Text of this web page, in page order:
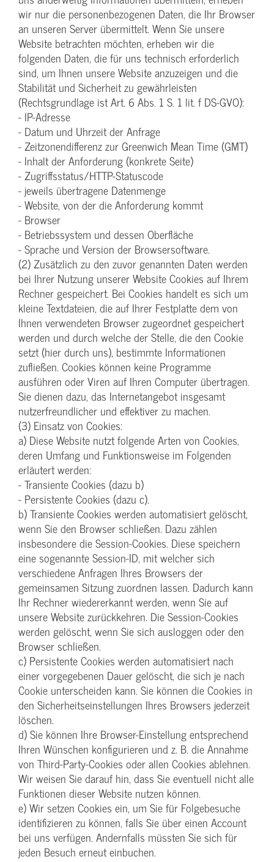
wir nur die personenbezogenen Daten, die Ihr Browser
an unseren Server übermittelt. Wenn Sie unsere
Website betrachten möchten, erheben wir die
folgenden Daten, die für uns technisch erforderlich
sind, um Ihnen unsere Website anzuzeigen und die
Stabilität und Sicherheit zu gewährleisten
(Rechtsgrundlage ist Art. 6 Abs. 1 S. 1 lit. f DS-GVO):
- IP-Adresse
- Datum und Uhrzeit der Anfrage
- Zeitzonendifferenz zur Greenwich Mean Time (GMT)
- Inhalt der Anforderung (konkrete Seite)
- Zugriffsstatus/HTTP-Statuscode
- jeweils übertragene Datenmenge
- Website, von der die Anforderung kommt
- Browser
- Betriebssystem und dessen Oberfläche
- Sprache und Version der Browsersoftware.
(2) Zusätzlich zu den zuvor genannten Daten werden
bei Ihrer Nutzung unserer Website Cookies auf Ihrem
Rechner gespeichert. Bei Cookies handelt es sich um
kleine Textdateien, die auf Ihrer Festplatte dem von
Ihnen verwendeten Browser zugeordnet gespeichert
werden und durch welche der Stelle, die den Cookie
setzt (hier durch uns), bestimmte Informationen
zufließen. Cookies können keine Programme
ausführen oder Viren auf Ihren Computer übertragen.
Sie dienen dazu, das Internetangebot insgesamt
nutzerfreundlicher und effektiver zu machen.
(3) Einsatz von Cookies:
a) Diese Website nutzt folgende Arten von Cookies,
deren Umfang und Funktionsweise im Folgenden
erläutert werden:
- Transiente Cookies (dazu b)
- Persistente Cookies (dazu c).
b) Transiente Cookies werden automatisiert gelöscht,
wenn Sie den Browser schließen. Dazu zählen
insbesondere die Session-Cookies. Diese speichern
eine sogenannte Session-ID, mit welcher sich
verschiedene Anfragen Ihres Browsers der
gemeinsamen Sitzung zuordnen lassen. Dadurch kann
Ihr Rechner wiedererkannt werden, wenn Sie auf
unsere Website zurückkehren. Die Session-Cookies
werden gelöscht, wenn Sie sich ausloggen oder den
Browser schließen.
c) Persistente Cookies werden automatisiert nach
einer vorgegebenen Dauer gelöscht, die sich je nach
Cookie unterscheiden kann. Sie können die Cookies in
den Sicherheitseinstellungen Ihres Browsers jederzeit
löschen.
d) Sie können Ihre Browser-Einstellung entsprechend
Ihren Wünschen konfigurieren und z. B. die Annahme
von Third-Party-Cookies oder allen Cookies ablehnen.
Wir weisen Sie darauf hin, dass Sie eventuell nicht alle
Funktionen dieser Website nutzen können.
e) Wir setzen Cookies ein, um Sie für Folgebesuche
identifizieren zu können, falls Sie über einen Account
bei uns verfügen. Andernfalls müssten Sie sich für
jeden Besuch erneut einbuchen.